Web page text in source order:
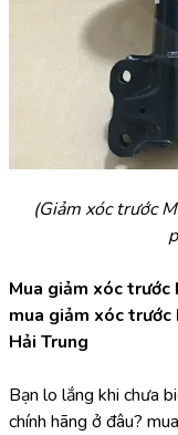
(Giảm xóc trước
Mua giảm xóc
mua giảm xóc
Hải Trung
Bạn lo lắng khi chưa
chính hãng ở đâu?